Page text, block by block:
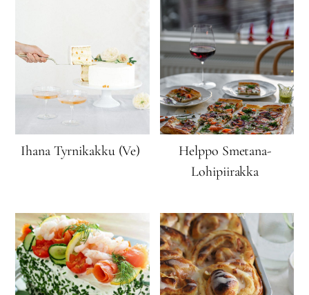
Ihana Tyrnikakku (Ve)
Helppo Smetana-
Lohipiirakka